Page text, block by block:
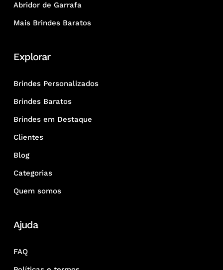
Abridor de Garrafa
Mais Brindes Baratos
Explorar
Brindes Personalizados
Brindes Baratos
Brindes em Destaque
Clientes
Blog
Categorias
Quem somos
Ajuda
FAQ